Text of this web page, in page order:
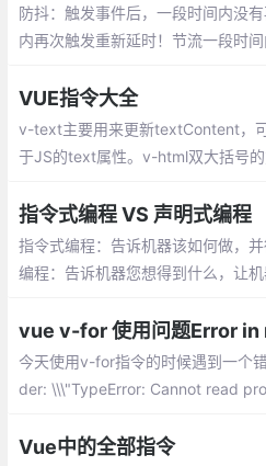
防抖：触发事件后，一段时间内没
内再次触发重新延时！节流一段时
VUE指令大全
v-text主要用来更新textContent，
于JS的text属性。v-html双大括号
出真正的HTML，可以用v-html指令
同于JS的innerHtml属性。
指令式编程 VS 声明式编程
指令式编程：告诉机器该如何做，
编程：告诉机器您想得到什么，让机
vue v-for 使用问题Error in
今天使用v-for指令的时候遇到一个
der: \\\"TypeError: Cannot read
性值
Vue中的全部指令